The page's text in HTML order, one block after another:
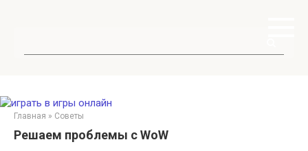
Главная » Советы
Решаем проблемы с WoW